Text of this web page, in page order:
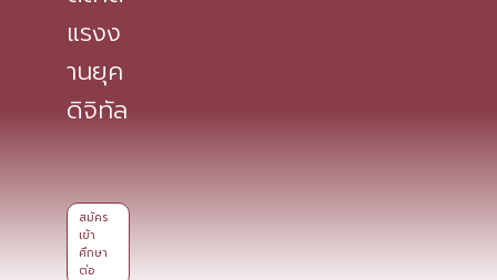
แรงง
านยุค
ดิจิทัล
สมัคร
เข้า
ศึกษา
ต่อ